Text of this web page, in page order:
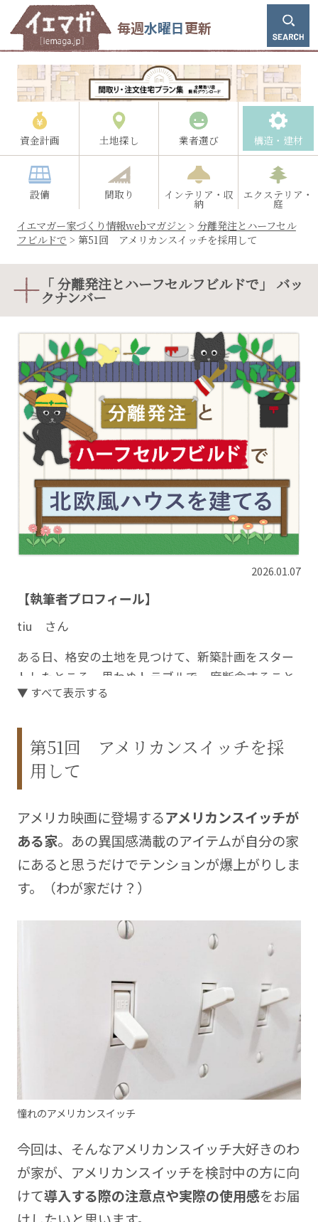
毎週水曜日更新
資金計画 土地探し 業者選び 構造・建材
設備 間取り インテリア・収
納
エクステリア・
庭
イエマガー家づくり情報webマガジン > 分離発注とハーフセル
フビルドで > 第51回 アメリカンスイッチを採用して
「 分離発注とハーフセルフビルドで」 バッ
クナンバー
2026.01.07
【執筆者プロフィール】
tiu さん
ある日、格安の土地を見つけて、新築計画をスター
トしたところ、思わぬトラブルで一度断念すること
に。改めて始めた家づくりを支えてくれたのは、分
た。
自由度も高く、すべてを建築業者に任せるより安く
つくれるけれど、手間と時間がかかる「分離発注」
フビルド」で、憧れの北欧風ハウスが完成しまし
た。
ちょっと他とは違った家づくりのストーリーをこの
連載で綴っていきます。
https://myhomeblog.tiulabo.net/
▼ すべて表示する
第51回 アメリカンスイッチを採
用して
アメリカ映画に登場するアメリカンスイッチが
ある家。あの異国感満載のアイテムが自分の家
にあると思うだけでテンションが爆上がりしま
す。（わが家だけ？）
憧れのアメリカンスイッチ
今回は、そんなアメリカンスイッチ大好きのわ
が家が、アメリカンスイッチを検討中の方に向
けて導入する際の注意点や実際の使用感をお届